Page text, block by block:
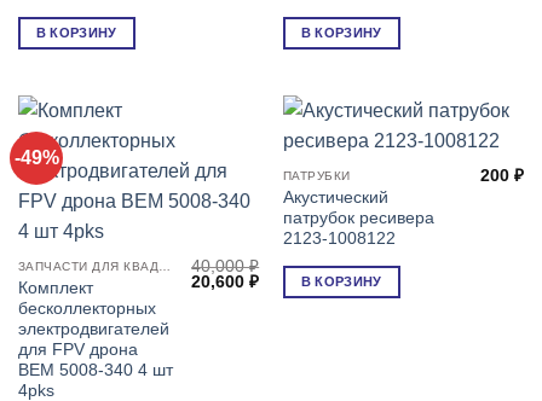
В КОРЗИНУ В КОРЗИНУ
-49%
Комплект
бесколлекторных
электродвигателей
для FPV дрона
ВЕМ 5008-340 4 шт
4pks
40,000₽
Первоначальная
20,600₽Текущая
цена:
ПАТРУБКИ
Акустический
патрубок ресивера
2123-1008122
200₽
В КОРЗИНУ